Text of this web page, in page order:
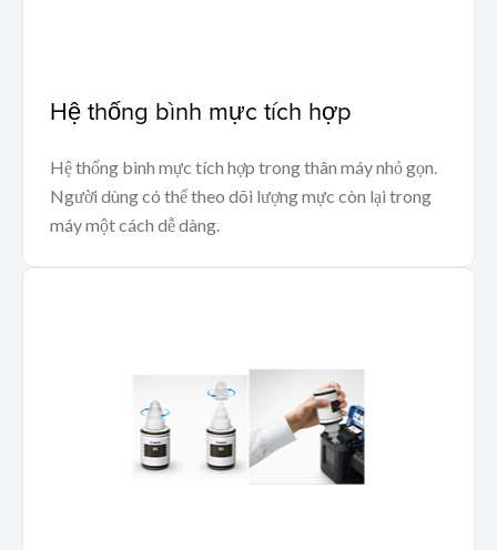
Hệ thống bình mực tích hợp
Hệ thống bình mực tích hợp trong thân máy nhỏ gọn.
Người dùng có thể theo dõi lượng mực còn lại trong
máy một cách dễ dàng.